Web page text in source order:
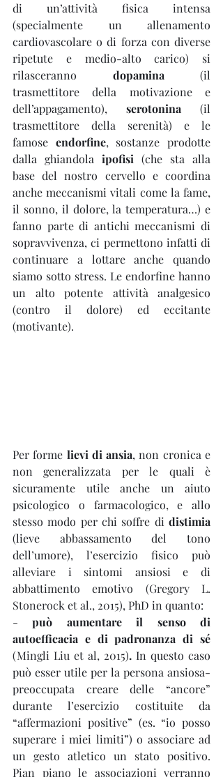
di un’attività fisica intensa
(specialmente un allenamento
cardiovascolare o di forza con diverse
ripetute e medio-alto carico) si
rilasceranno dopamina (il
trasmettitore della motivazione e
dell’appagamento), serotonina (il
trasmettitore della serenità) e le
famose endorfine, sostanze prodotte
dalla ghiandola ipofisi (che sta alla
base del nostro cervello e coordina
anche meccanismi vitali come la fame,
il sonno, il dolore, la temperatura…) e
fanno parte di antichi meccanismi di
sopravvivenza, ci permettono infatti di
continuare a lottare anche quando
siamo sotto stress. Le endorfine hanno
un alto potente attività analgesico
(contro il dolore) ed eccitante
(motivante).
Per forme lievi di ansia, non cronica e
non generalizzata per le quali è
sicuramente utile anche un aiuto
psicologico o farmacologico, e allo
stesso modo per chi soffre di distimia
(lieve abbassamento del tono
dell’umore), l’esercizio fisico può
alleviare i sintomi ansiosi e di
abbattimento emotivo (Gregory L.
Stonerock et al., 2015), PhD in quanto:
- può aumentare il senso di
(Mingli Liu et al, 2015). In questo caso
può esser utile per la persona ansiosa-
preoccupata creare delle “ancore”
durante l’esercizio costituite da
“affermazioni positive” (es. “io posso
superare i miei limiti”) o associare ad
un gesto atletico un stato positivo.
Pian piano le associazioni verranno